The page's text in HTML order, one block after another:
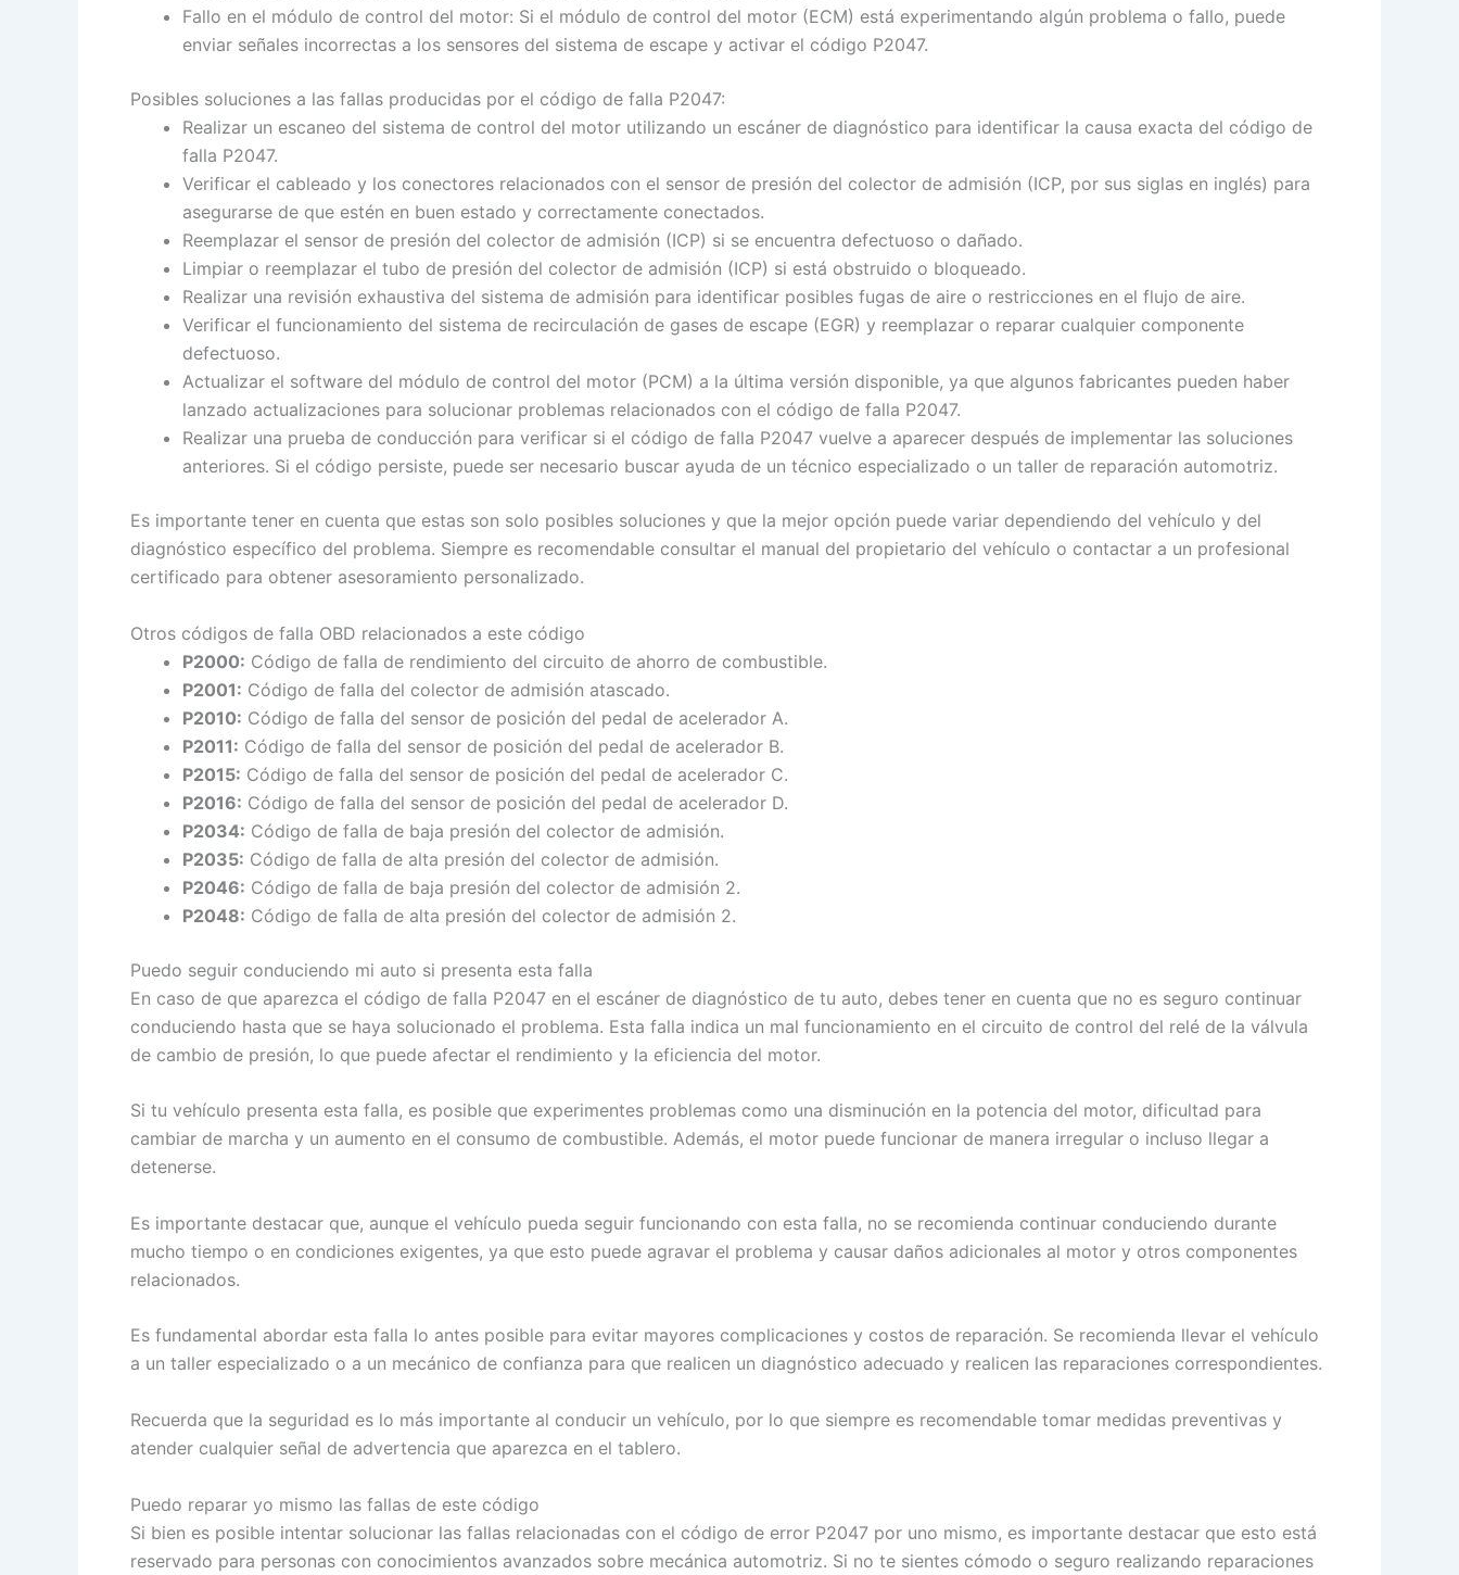
Fallo en el módulo de control del motor: Si el módulo de control del motor (ECM) está experimentando algún problema o fallo, puede
enviar señales incorrectas a los sensores del sistema de escape y activar el código P2047.
Posibles soluciones a las fallas producidas por el código de falla P2047:
Realizar un escaneo del sistema de control del motor utilizando un escáner de diagnóstico para identificar la causa exacta del código de
falla P2047.
Verificar el cableado y los conectores relacionados con el sensor de presión del colector de admisión (ICP, por sus siglas en inglés) para
asegurarse de que estén en buen estado y correctamente conectados.
Reemplazar el sensor de presión del colector de admisión (ICP) si se encuentra defectuoso o dañado.
Limpiar o reemplazar el tubo de presión del colector de admisión (ICP) si está obstruido o bloqueado.
Realizar una revisión exhaustiva del sistema de admisión para identificar posibles fugas de aire o restricciones en el flujo de aire.
Verificar el funcionamiento del sistema de recirculación de gases de escape (EGR) y reemplazar o reparar cualquier componente
defectuoso.
Actualizar el software del módulo de control del motor (PCM) a la última versión disponible, ya que algunos fabricantes pueden haber
lanzado actualizaciones para solucionar problemas relacionados con el código de falla P2047.
Realizar una prueba de conducción para verificar si el código de falla P2047 vuelve a aparecer después de implementar las soluciones
anteriores. Si el código persiste, puede ser necesario buscar ayuda de un técnico especializado o un taller de reparación automotriz.
Es importante tener en cuenta que estas son solo posibles soluciones y que la mejor opción puede variar dependiendo del vehículo y del
diagnóstico específico del problema. Siempre es recomendable consultar el manual del propietario del vehículo o contactar a un profesional
certificado para obtener asesoramiento personalizado.
Otros códigos de falla OBD relacionados a este código
P2000: Código de falla de rendimiento del circuito de ahorro de combustible.
P2001: Código de falla del colector de admisión atascado.
P2010: Código de falla del sensor de posición del pedal de acelerador A.
P2011: Código de falla del sensor de posición del pedal de acelerador B.
P2015: Código de falla del sensor de posición del pedal de acelerador C.
P2016: Código de falla del sensor de posición del pedal de acelerador D.
P2034: Código de falla de baja presión del colector de admisión.
P2035: Código de falla de alta presión del colector de admisión.
P2046: Código de falla de baja presión del colector de admisión 2.
P2048: Código de falla de alta presión del colector de admisión 2.
Puedo seguir conduciendo mi auto si presenta esta falla
En caso de que aparezca el código de falla P2047 en el escáner de diagnóstico de tu auto, debes tener en cuenta que no es seguro continuar
conduciendo hasta que se haya solucionado el problema. Esta falla indica un mal funcionamiento en el circuito de control del relé de la válvula
de cambio de presión, lo que puede afectar el rendimiento y la eficiencia del motor.
Si tu vehículo presenta esta falla, es posible que experimentes problemas como una disminución en la potencia del motor, dificultad para
cambiar de marcha y un aumento en el consumo de combustible. Además, el motor puede funcionar de manera irregular o incluso llegar a
detenerse.
Es importante destacar que, aunque el vehículo pueda seguir funcionando con esta falla, no se recomienda continuar conduciendo durante
mucho tiempo o en condiciones exigentes, ya que esto puede agravar el problema y causar daños adicionales al motor y otros componentes
relacionados.
Es fundamental abordar esta falla lo antes posible para evitar mayores complicaciones y costos de reparación. Se recomienda llevar el vehículo
a un taller especializado o a un mecánico de confianza para que realicen un diagnóstico adecuado y realicen las reparaciones correspondientes.
Recuerda que la seguridad es lo más importante al conducir un vehículo, por lo que siempre es recomendable tomar medidas preventivas y
atender cualquier señal de advertencia que aparezca en el tablero.
Puedo reparar yo mismo las fallas de este código
Si bien es posible intentar solucionar las fallas relacionadas con el código de error P2047 por uno mismo, es importante destacar que esto está
reservado para personas con conocimientos avanzados sobre mecánica automotriz. Si no te sientes cómodo o seguro realizando reparaciones